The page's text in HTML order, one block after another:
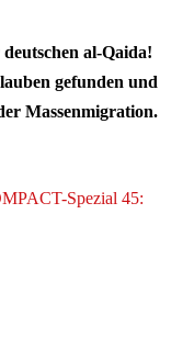
al-Qaida!
gefunden und
Massenmigration.
Spezial 45: